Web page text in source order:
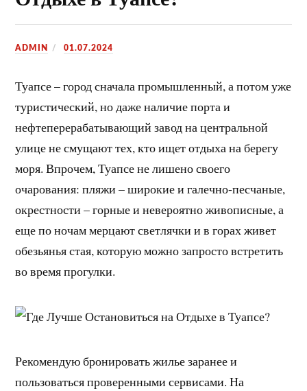
ADMIN 01.07.2024
Туапсе – город сначала промышленный, а потом уже
туристический, но даже наличие порта и
нефтеперерабатывающий завод на центральной
улице не смущают тех, кто ищет отдыха на берегу
моря. Впрочем, Туапсе не лишено своего
очарования: пляжи – широкие и галечно-песчаные,
окрестности – горные и невероятно живописные, а
еще по ночам мерцают светлячки и в горах живет
обезьянья стая, которую можно запросто встретить
во время прогулки.
Рекомендую бронировать жилье заранее и
пользоваться проверенными сервисами. На